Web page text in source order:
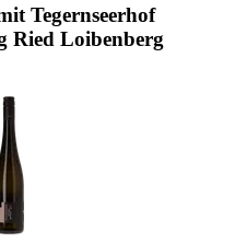
Tegernseerhof
Ried Loibenberg